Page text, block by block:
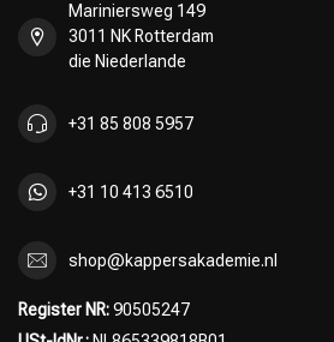
Mariniersweg 149
3011 NK Rotterdam
die Niederlande
+31 85 808 5957
+31 10 413 6510
shop@kappersakademie.nl
Register NR:90505247